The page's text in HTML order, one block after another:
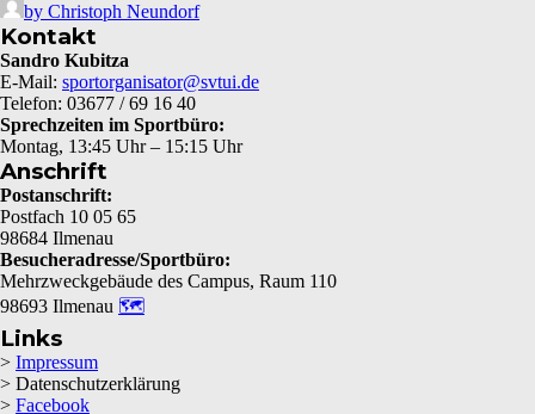
by Christoph Neundorf
Kontakt
Sandro Kubitza
E-Mail: sportorganisator@svtui.de
Telefon: 03677 / 69 16 40
Sprechzeiten im Sportbüro:
Montag, 13:45 Uhr – 15:15 Uhr
Anschrift
Postanschrift:
Postfach 10 05 65
98684 Ilmenau
Besucheradresse/Sportbüro:
Mehrzweckgebäude des Campus, Raum 110
98693 Ilmenau 🗺
Links
> Impressum
> Datenschutzerklärung
> Facebook